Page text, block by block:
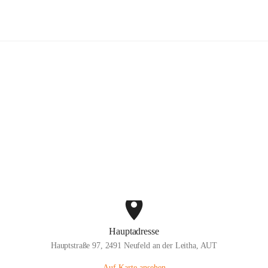
Hauptadresse
Hauptstraße 97, 2491 Neufeld an der Leitha, AUT